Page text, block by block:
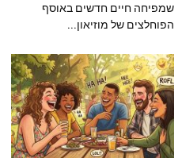
שמפיחה חיים חדשים באוסף
הפוחלצים של מוזיאון...